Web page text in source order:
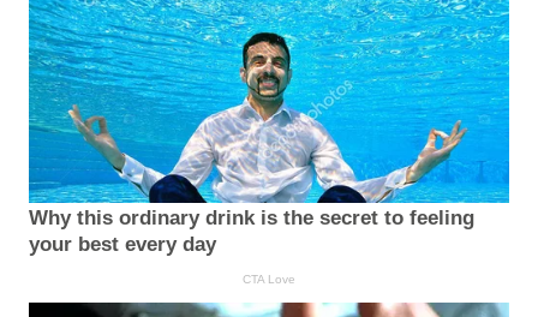
Why this ordinary drink is the secret to feeling
your best every day
CTA Love